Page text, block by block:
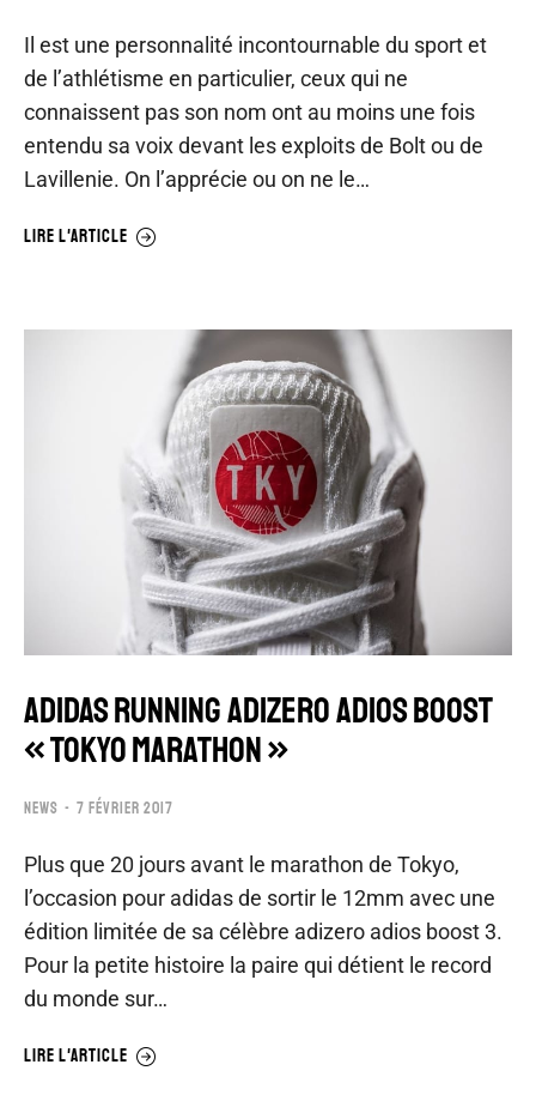
Il est une personnalité incontournable du sport et
de l’athlétisme en particulier, ceux qui ne
connaissent pas son nom ont au moins une fois
entendu sa voix devant les exploits de Bolt ou de
Lavillenie. On l’apprécie ou on ne le…
LIRE L'ARTICLE
ADIDAS RUNNING ADIZERO ADIOS BOOST
« TOKYO MARATHON »
NEWS 7 FÉVRIER 2017
Plus que 20 jours avant le marathon de Tokyo,
l’occasion pour adidas de sortir le 12mm avec une
édition limitée de sa célèbre adizero adios boost 3.
Pour la petite histoire la paire qui détient le record
du monde sur…
LIRE L'ARTICLE